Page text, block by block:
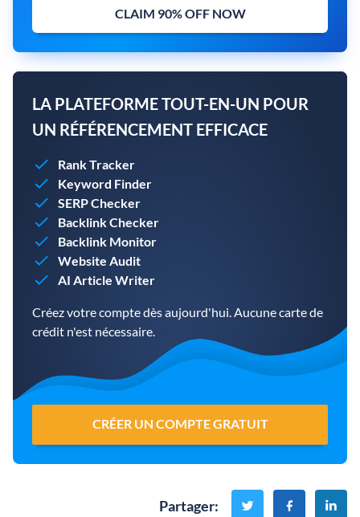
CLAIM 90% OFF NOW
LA PLATEFORME TOUT-EN-UN POUR
UN RÉFÉRENCEMENT EFFICACE
Rank Tracker
Keyword Finder
SERP Checker
Backlink Checker
Backlink Monitor
Website Audit
AI Article Writer
Créez votre compte dès aujourd'hui. Aucune carte de
crédit n'est nécessaire.
CRÉER UN COMPTE GRATUIT
Partager: